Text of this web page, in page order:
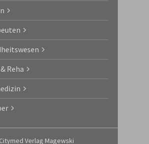
Reha
Verlag Magewski